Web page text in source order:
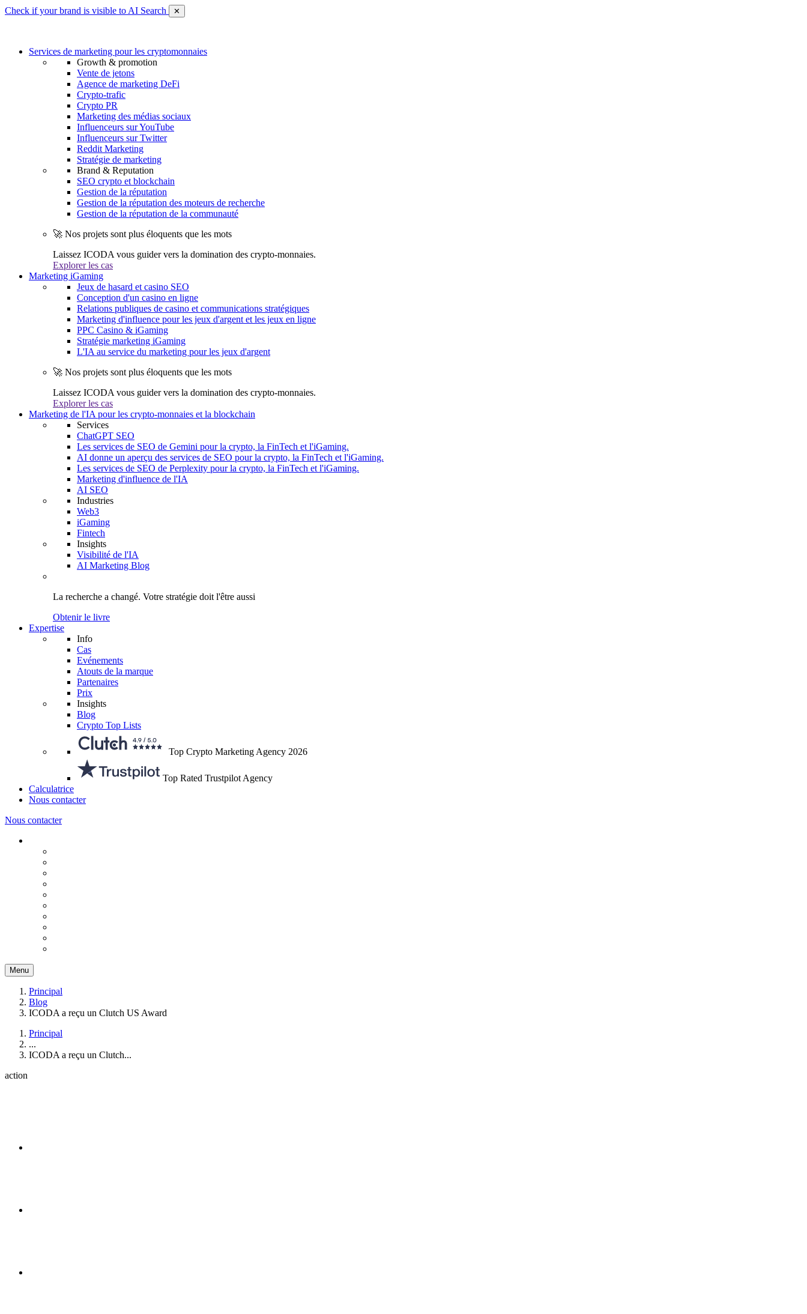
Check if your brand is visible to AI Search ✕
Services de marketing pour les cryptomonnaies
Growth & promotion
Vente de jetons
Agence de marketing DeFi
Crypto-trafic
Crypto PR
Marketing des médias sociaux
Influenceurs sur YouTube
Influenceurs sur Twitter
Reddit Marketing
Stratégie de marketing
Brand & Reputation
SEO crypto et blockchain
Gestion de la réputation
Gestion de la réputation des moteurs de recherche
Gestion de la réputation de la communauté
🚀 Nos projets sont plus éloquents que les mots
Laissez ICODA vous guider vers la domination des crypto-monnaies.
Explorer les cas
Marketing iGaming
Jeux de hasard et casino SEO
Conception d'un casino en ligne
Relations publiques de casino et communications stratégiques
Marketing d'influence pour les jeux d'argent et les jeux en ligne
PPC Casino & iGaming
Stratégie marketing iGaming
L'IA au service du marketing pour les jeux d'argent
🚀 Nos projets sont plus éloquents que les mots
Laissez ICODA vous guider vers la domination des crypto-monnaies.
Explorer les cas
Marketing de l'IA pour les crypto-monnaies et la blockchain
Services
ChatGPT SEO
Les services de SEO de Gemini pour la crypto, la FinTech et l'iGaming.
AI donne un aperçu des services de SEO pour la crypto, la FinTech et l'iGaming.
Les services de SEO de Perplexity pour la crypto, la FinTech et l'iGaming.
Marketing d'influence de l'IA
AI SEO
Industries
Web3
iGaming
Fintech
Insights
Visibilité de l'IA
AI Marketing Blog
La recherche a changé. Votre stratégie doit l'être aussi
Obtenir le livre
Expertise
Info
Cas
Evénements
Atouts de la marque
Partenaires
Prix
Insights
Blog
Crypto Top Lists
Top Crypto Marketing Agency 2026
Top Rated Trustpilot Agency
Calculatrice
Nous contacter
Nous contacter
Menu
Principal
Blog
ICODA a reçu un Clutch US Award
Principal
...
ICODA a reçu un Clutch...
action